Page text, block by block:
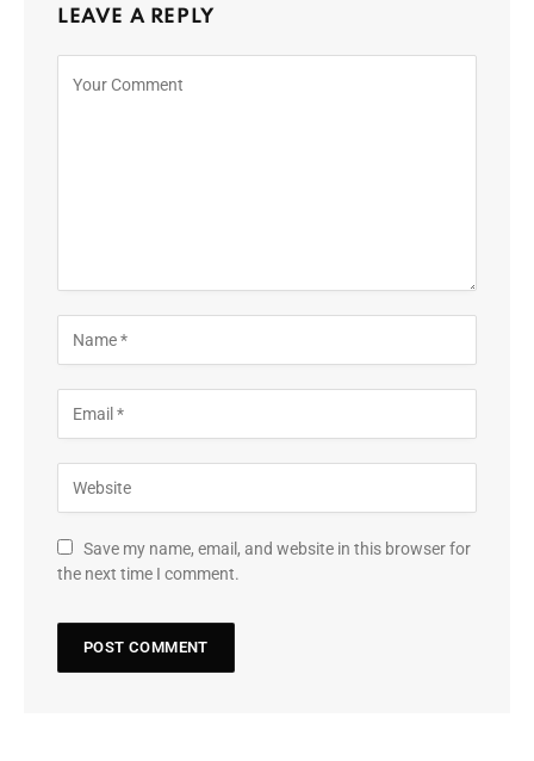
LEAVE A REPLY
Save my name, email, and website in this browser for
the next time I comment.